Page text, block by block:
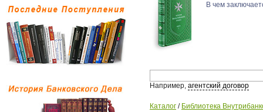
В чем
Например, агентский договор
Каталог / Библиотека